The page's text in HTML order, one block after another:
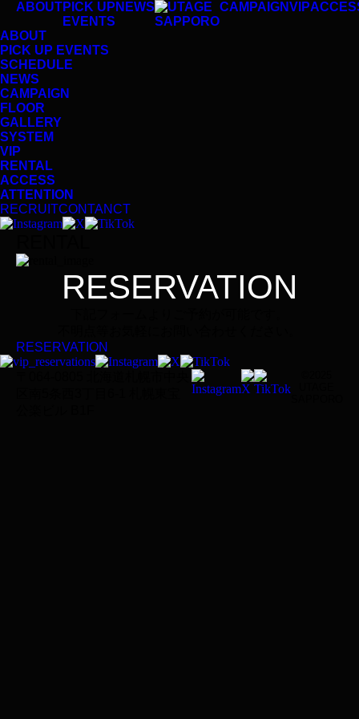
ABOUTPICK UP
EVENTS
NEWS CAMPAIGNVIP
ABOUT
PICK UP EVENTS
SCHEDULE
NEWS
CAMPAIGN
FLOOR
GALLERY
SYSTEM
VIP
RENTAL
ACCESS
ATTENTION
RECRUITCONTANCT
RESERVATION
RESERVATION